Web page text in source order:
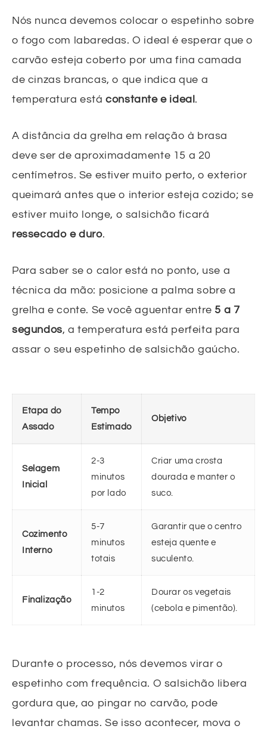
Nós nunca devemos colocar o espetinho sobre
o fogo com labaredas. O ideal é esperar que o
carvão esteja coberto por uma fina camada
de cinzas brancas, o que indica que a
temperatura estáconstante e ideal.
A distância da grelha em relação à brasa
deve ser de aproximadamente 15 a 20
centímetros. Se estiver muito perto, o exterior
queimará antes que o interior esteja cozido; se
estiver muito longe, o salsichão ficará
ressecado e duro.
Para saber se o calor está no ponto, use a
técnica da mão: posicione a palma sobre a
grelha e conte. Se você aguentar entre5 a 7
segundos, a temperatura está perfeita para
assar o seu espetinho de salsichão gaúcho.
Etapa do
Assado
Tempo
Estimado
Objetivo
Selagem
Inicial
2-3
minutos
por lado
Criar uma crosta
dourada e manter o
suco.
Cozimento
Interno
5-7
minutos
totais
Garantir que o centro
esteja quente e
suculento.
Finalização
1-2
minutos
Dourar os vegetais
(cebola e pimentão).
Durante o processo, nós devemos virar o
espetinho com frequência. O salsichão libera
gordura que, ao pingar no carvão, pode
levantar chamas. Se isso acontecer, mova o